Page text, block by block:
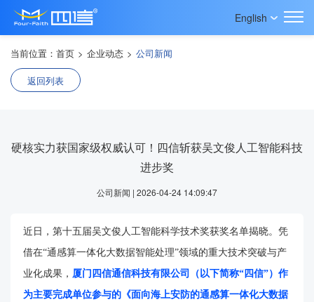
English
当前位置： 首页 > 企业动态 > 公司新闻
返回列表
硬核实力获国家级权威认可！四信斩获吴文俊人工智能科技
进步奖
公司新闻 | 2026-04-24 14:09:47
近日，第十五届吴文俊人工智能科学技术奖获奖名单揭晓。凭
借在“通感算一体化大数据智能处理”领域的重大技术突破与产
业化成果， 厦门四信通信科技有限公司 （以下简称“四信”） 作
为主要完成单位参与的《面向海上安防的通感算一体化大数据